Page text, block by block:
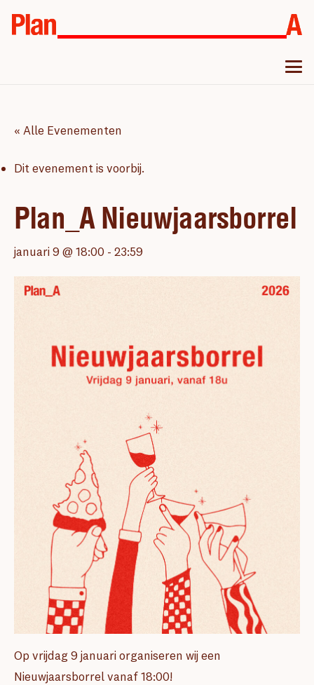
« Alle Evenementen
Dit evenement is voorbij.
Plan_A Nieuwjaarsborrel
januari 9 @ 18:00 - 23:59
Op vrijdag 9 januari organiseren wij een
Nieuwjaarsborrel vanaf 18:00!